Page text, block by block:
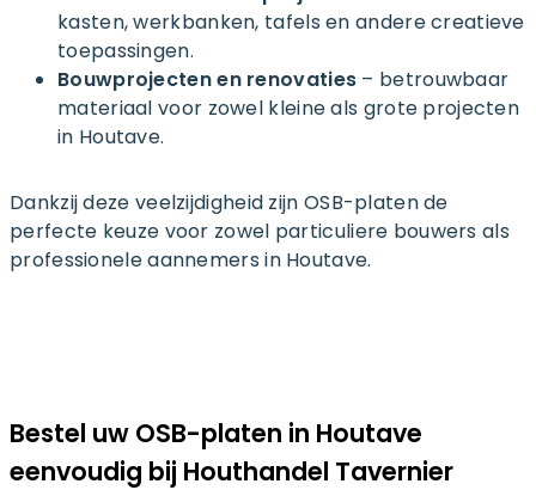
kasten, werkbanken, tafels en andere creatieve
toepassingen.
Bouwprojecten en renovaties – betrouwbaar
materiaal voor zowel kleine als grote projecten
in Houtave.
Dankzij deze veelzijdigheid zijn OSB-platen de
perfecte keuze voor zowel particuliere bouwers als
professionele aannemers in Houtave.
Bestel uw OSB-platen in Houtave
eenvoudig bij Houthandel Tavernier